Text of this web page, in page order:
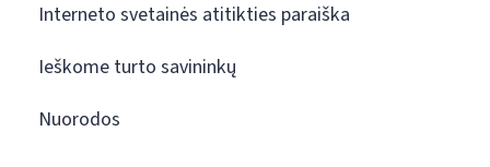
Interneto svetainės atitikties paraiška
Ieškome turto savininkų
Nuorodos